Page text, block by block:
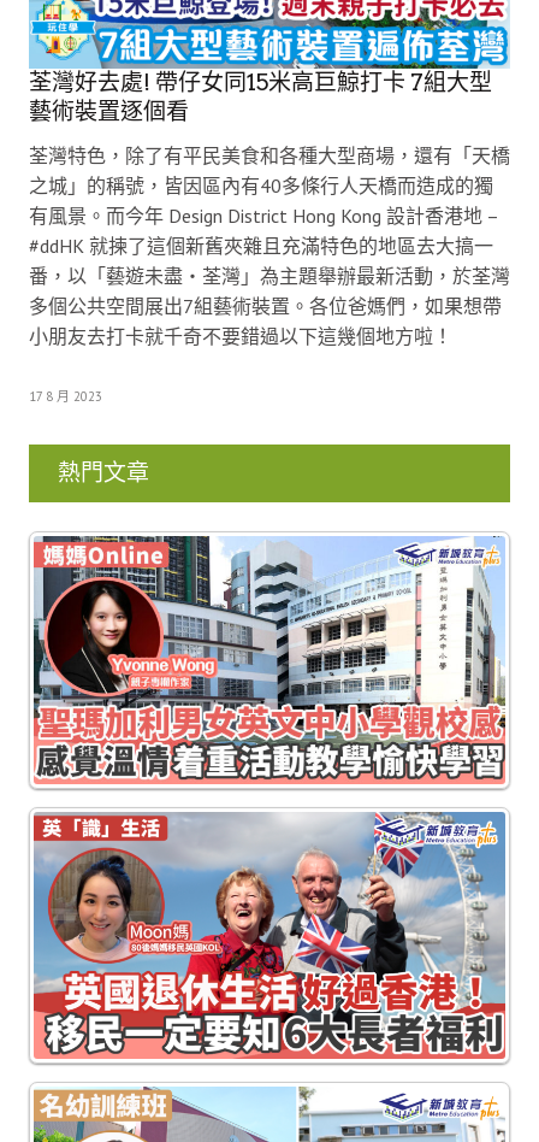
荃灣好去處! 帶仔女同15米高巨鯨打卡 7組大型
藝術裝置逐個看
荃灣特色，除了有平民美食和各種大型商場，還有「天橋
之城」的稱號，皆因區內有40多條行人天橋而造成的獨
有風景。而今年 Design District Hong Kong 設計香港地 –
#ddHK 就揀了這個新舊夾雜且充滿特色的地區去大搞一
番，以「藝遊未盡・荃灣」為主題舉辦最新活動，於荃灣
多個公共空間展出7組藝術裝置。各位爸媽們，如果想帶
小朋友去打卡就千奇不要錯過以下這幾個地方啦！
17 8 月 2023
熱門文章